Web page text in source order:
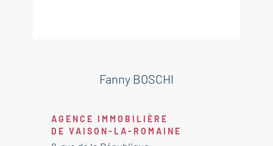
l'agence Boschi Immobilier de
Séjour et cuisine équipée 48m²
Fanny BOSCHI
AGENCE IMMOBILIÈRE
DE VAISON-LA-ROMAINE